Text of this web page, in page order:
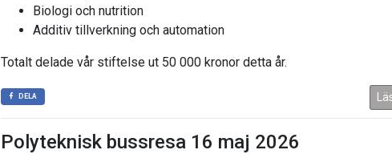
Biologi och nutrition
Additiv tillverkning och automation
Totalt delade vår stiftelse ut 50 000 kronor detta år.
DELA
Polyteknisk bussresa 16 maj 2026